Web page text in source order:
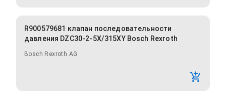
R900579681 клапан последовательности
давления DZC30-2-5X/315XY Bosch Rexroth
Bosch Rexroth AG